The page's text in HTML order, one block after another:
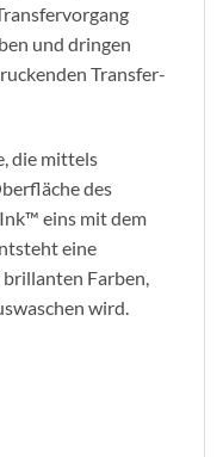
und dringen
Transfer-
die mittels
des
eins mit dem
eine
Farben,
wird.